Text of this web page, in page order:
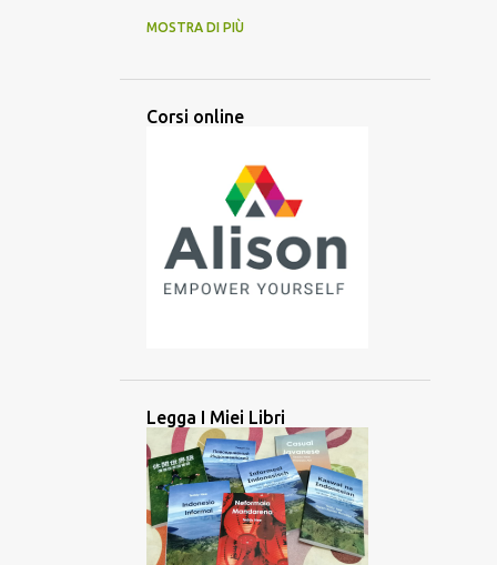
ASIA
ASIA MERIDIONALE ASIA ORIENTALE
ASIA SUD-ORIENTALE ATTIVITÀ
ATTREZZO AUDIO AUSILIARIO
BATANES BAYBAYIN BILINGUE
BRAHMI BRITANNICO BRUNEI
CAMBOGIA CANADA CANADESE
CANCELLAZIONE CULTURALE
MOSTRA DI PIÙ
Corsi online
Legga I Miei Libri